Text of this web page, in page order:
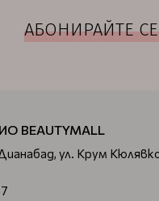
АБОНИРАЙТЕ
BEAUTYMALL
ул. Крум